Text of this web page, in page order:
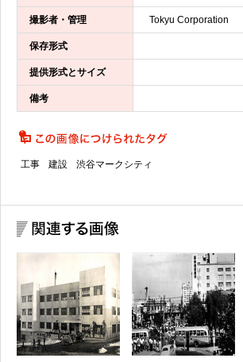
撮影者・管理 Tokyu Corporation
保存形式
提供形式とサイズ
備考
工事 建設 渋谷マークシティ